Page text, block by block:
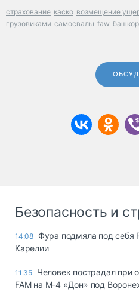
страхование каско возмещение
грузовиками самосвалы faw
Безопасность и
14:08 Фура подмяла под себя
Карелии
11:35 Человек пострадал при
FAM на М-4 «Дон» под